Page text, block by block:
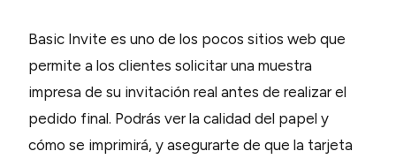
Basic Invite es uno de los pocos sitios web que
permite a los clientes solicitar una muestra
impresa de su invitación real antes de realizar el
pedido final. Podrás ver la calidad del papel y
cómo se imprimirá, y asegurarte de que la tarjeta